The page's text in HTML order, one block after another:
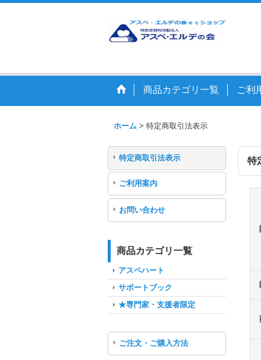
商品カテゴリ一覧 ご利
ホーム > 特定商取引法表示
特定商取引法表示
ご利用案内
お問い合わせ
商品カテゴリ一覧
アスペハート
サポートブック
★専門家・支援者限定
ご注文・ご購入方法
特